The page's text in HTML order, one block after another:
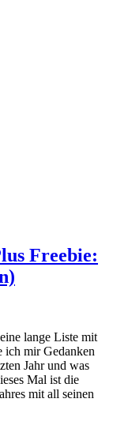
Freebie:
lange Liste mit
ich mir Gedanken
Jahr und was
Mal ist die
mit all seinen